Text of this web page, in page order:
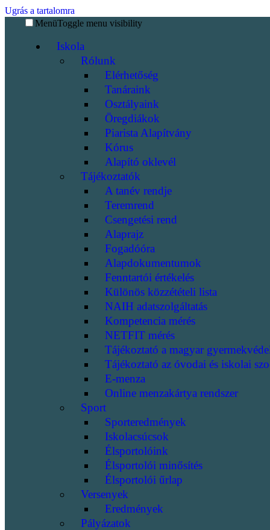
Ugrás a tartalomra
MenüToggle menu visibility
Iskola
Rólunk
Elérhetőség
Tanáraink
Osztályaink
Öregdiákok
Piarista Alapítvány
Kórus
Alapító oklevél
Tájékoztatók
A tanév rendje
Teremrend
Csengetési rend
Alaprajz
Fogadóóra
Alapdokumentumok
Fenntartói értékelés
Különös közzétételi lista
NAIH adatszolgáltatás
Kompetencia mérés
NETFIT mérés
Tájékoztató a magyar
Tájékoztató az óvodai és iskolai
E-menza
Online menzakártya rendszer
Sport
Sporteredmények
Iskolacsúcsok
Élsportolóink
Élsportolói minősítés
Élsportolói űrlap
Versenyek
Eredmények
Pályázatok